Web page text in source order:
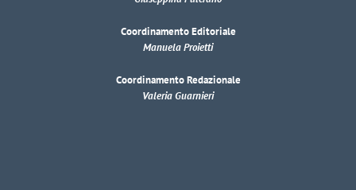
Coordinamento Editoriale
Manuela Proietti
Coordinamento Redazionale
Valeria Guarnieri